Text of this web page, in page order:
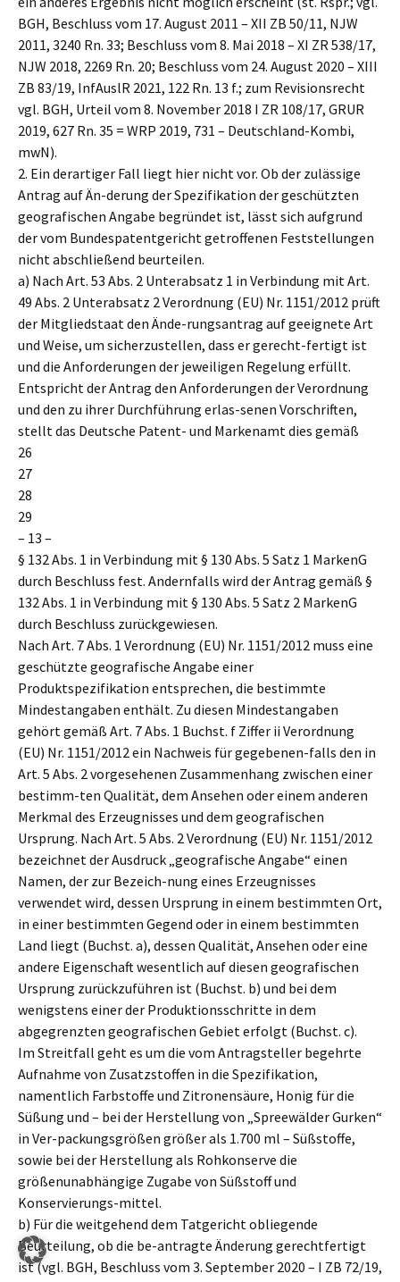
BGH, Beschluss vom 17. August 2011 – XII ZB 50/11, NJW
2011, 3240 Rn. 33; Beschluss vom 8. Mai 2018 – XI ZR 538/17,
NJW 2018, 2269 Rn. 20; Beschluss vom 24. August 2020 – XIII
ZB 83/19, InfAuslR 2021, 122 Rn. 13 f.; zum Revisionsrecht
vgl. BGH, Urteil vom 8. November 2018 I ZR 108/17, GRUR
2019, 627 Rn. 35 = WRP 2019, 731 – Deutschland-Kombi,
mwN).
2. Ein derartiger Fall liegt hier nicht vor. Ob der zulässige
Antrag auf Än-derung der Spezifikation der geschützten
geografischen Angabe begründet ist, lässt sich aufgrund
der vom Bundespatentgericht getroffenen Feststellungen
nicht abschließend beurteilen.
a) Nach Art. 53 Abs. 2 Unterabsatz 1 in Verbindung mit Art.
49 Abs. 2 Unterabsatz 2 Verordnung (EU) Nr. 1151/2012 prüft
der Mitgliedstaat den Ände-rungsantrag auf geeignete Art
und Weise, um sicherzustellen, dass er gerecht-fertigt ist
und die Anforderungen der jeweiligen Regelung erfüllt.
Entspricht der Antrag den Anforderungen der Verordnung
und den zu ihrer Durchführung erlas-senen Vorschriften,
stellt das Deutsche Patent- und Markenamt dies gemäß
26
27
28
29
– 13 –
§ 132 Abs. 1 in Verbindung mit § 130 Abs. 5 Satz 1 MarkenG
durch Beschluss fest. Andernfalls wird der Antrag gemäß §
132 Abs. 1 in Verbindung mit § 130 Abs. 5 Satz 2 MarkenG
durch Beschluss zurückgewiesen.
Nach Art. 7 Abs. 1 Verordnung (EU) Nr. 1151/2012 muss eine
geschützte geografische Angabe einer
Produktspezifikation entsprechen, die bestimmte
Mindestangaben enthält. Zu diesen Mindestangaben
gehört gemäß Art. 7 Abs. 1 Buchst. f Ziffer ii Verordnung
(EU) Nr. 1151/2012 ein Nachweis für gegebenen-falls den in
Art. 5 Abs. 2 vorgesehenen Zusammenhang zwischen einer
bestimm-ten Qualität, dem Ansehen oder einem anderen
Merkmal des Erzeugnisses und dem geografischen
Ursprung. Nach Art. 5 Abs. 2 Verordnung (EU) Nr. 1151/2012
bezeichnet der Ausdruck „geografische Angabe“ einen
Namen, der zur Bezeich-nung eines Erzeugnisses
verwendet wird, dessen Ursprung in einem bestimmten Ort,
in einer bestimmten Gegend oder in einem bestimmten
Land liegt (Buchst. a), dessen Qualität, Ansehen oder eine
andere Eigenschaft wesentlich auf diesen geografischen
Ursprung zurückzuführen ist (Buchst. b) und bei dem
wenigstens einer der Produktionsschritte in dem
abgegrenzten geografischen Gebiet erfolgt (Buchst. c).
Im Streitfall geht es um die vom Antragsteller begehrte
Aufnahme von Zusatzstoffen in die Spezifikation,
namentlich Farbstoffe und Zitronensäure, Honig für die
Süßung und – bei der Herstellung von „Spreewälder Gurken“
in Ver-packungsgrößen größer als 1.700 ml – Süßstoffe,
sowie bei der Herstellung als Rohkonserve die
größenunabhängige Zugabe von Süßstoff und
Konservierungs-mittel.
b) Für die weitgehend dem Tatgericht obliegende
Beurteilung, ob die be-antragte Änderung gerechtfertigt
ist (vgl. BGH, Beschluss vom 3. September 2020 – I ZB 72/19,